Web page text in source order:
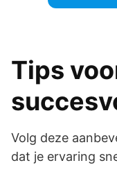
Tips
Volg deze
dat je ervaring